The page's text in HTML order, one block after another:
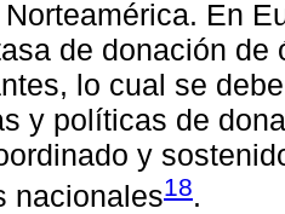
En
de donación
lo cual se
y políticas de
y
nacionales18.